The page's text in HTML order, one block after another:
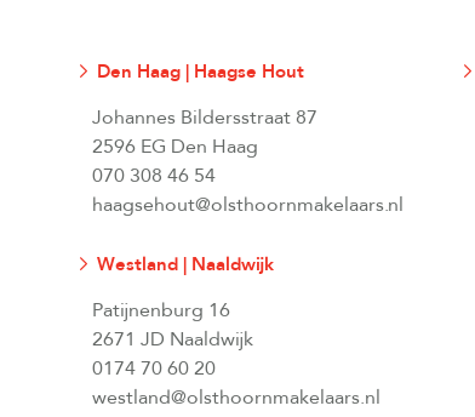
Den Haag | Haagse Hout
Johannes Bildersstraat 87
2596 EG Den Haag
070 308 46 54
haagsehout@olsthoornmakelaars.nl
Westland | Naaldwijk
Patijnenburg 16
2671 JD Naaldwijk
0174 70 60 20
westland@olsthoornmakelaars.nl